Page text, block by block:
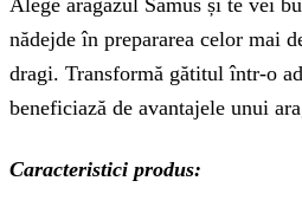
Alege aragazul Samus și te vei
nădejde în prepararea celor mai
dragi. Transformă gătitul într-o
beneficiază de avantajele unui
Caracteristici produs: